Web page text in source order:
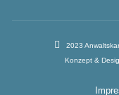
2023
Konzept &